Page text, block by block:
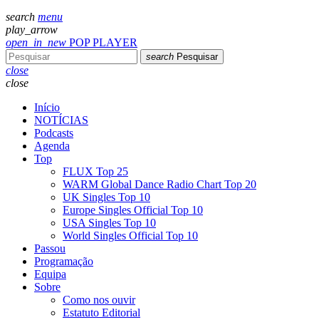
search menu
play_arrow
open_in_new POP PLAYER
search Pesquisar
close
close
Início
NOTÍCIAS
Podcasts
Agenda
Top
FLUX Top 25
WARM Global Dance Radio Chart Top 20
UK Singles Top 10
Europe Singles Official Top 10
USA Singles Top 10
World Singles Official Top 10
Passou
Programação
Equipa
Sobre
Como nos ouvir
Estatuto Editorial